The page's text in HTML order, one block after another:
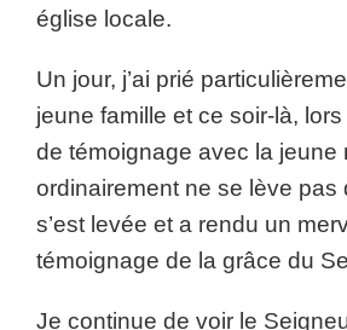
église locale.
Un jour, j’ai prié
jeune famille et ce soir-là, lors
de témoignage avec la jeune
ordinairement ne se lève pas
s’est levée et a rendu un
témoignage de la grâce du
Je continue de voir le